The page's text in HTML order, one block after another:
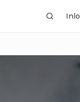
Zoeken